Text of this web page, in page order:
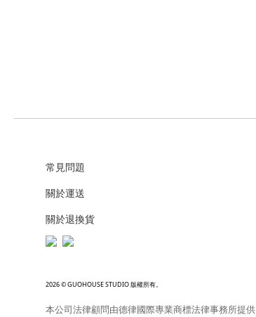
常見問題
關於運送
關於退換貨
2026 © GUOHOUSE STUDIO 版權所有。
本公司法律顧問由德律國際專業商標法律事務所提供